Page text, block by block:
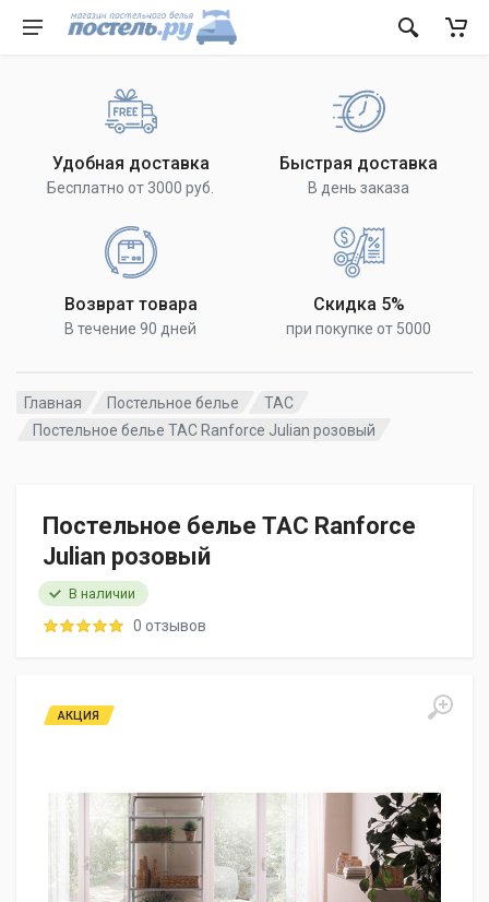
Удобная доставка
Бесплатно от 3000 руб.
Быстрая доставка
В день заказа
Возврат товара
В течение 90 дней
Скидка 5%
при покупке от 5000
Главная Постельное белье
TAC
Постельное белье TAC Ranforce Julian розовый
АКЦИЯ
Постельное белье TAC Ranforce
Julian розовый
0 отзывов
В наличии